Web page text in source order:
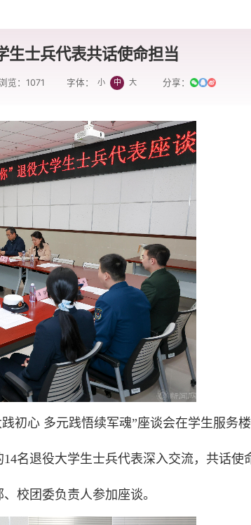
生士兵代表共话使命担当
览： 1071 字体： 小 中 大 分享：
初心 多元践悟续军魂”座谈会在学生服务
名退役大学生士兵代表深入交流，共话使
校团委负责人参加座谈。